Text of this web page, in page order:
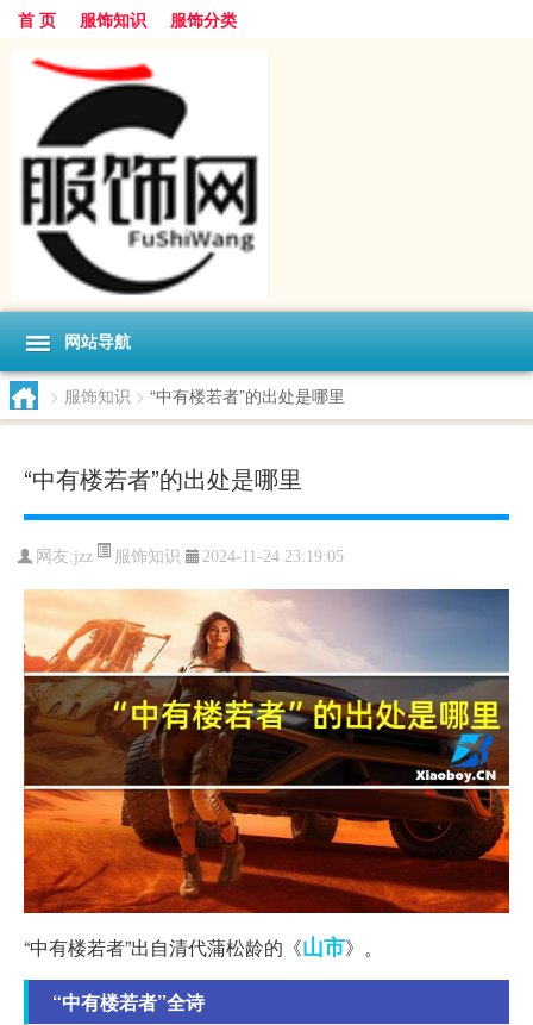
首 页 服饰知识 服饰分类
网站导航
> 服饰知识 > “中有楼若者”的出处是哪里
“中有楼若者”的出处是哪里
网友:jzz 服饰知识 2024-11-24 23:19:05
“中有楼若者”出自清代蒲松龄的《山市》。
“中有楼若者”全诗